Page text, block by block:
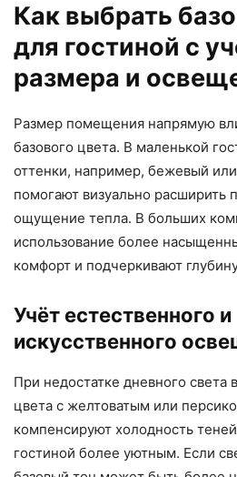
Как выбрать
для гостиной с
размера и
Размер помещения напрямую
базового цвета. В маленькой
оттенки, например, бежевый
помогают визуально расширить
ощущение тепла. В больших
использование более
комфорт и подчеркивают
Учёт естественного и
искусственного
При недостатке дневного света
цвета с желтоватым или
компенсируют холодность
гостиной более уютным. Если